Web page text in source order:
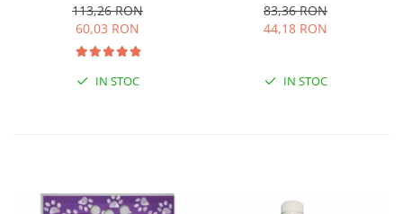
113,26 RON
60,03 RON
IN STOC
83,36 RON
44,18 RON
IN STOC